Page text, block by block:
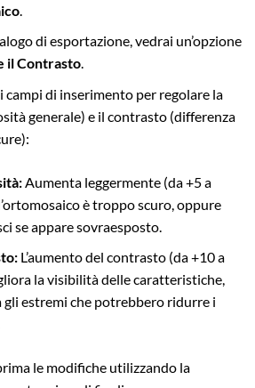
.
di esportazione, vedrai un’opzione
il Contrasto.
campi di inserimento per regolare la
generale) e il contrasto (differenza
Aumenta leggermente (da +5 a
è troppo scuro, oppure
se appare sovraesposto.
L’aumento del contrasto (da +10 a
la visibilità delle caratteristiche,
gli estremi che potrebbero ridurre i
le modifiche utilizzando la